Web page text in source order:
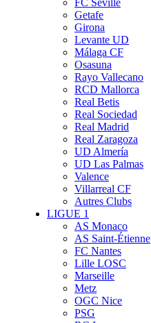
FC Séville
Getafe
Girona
Levante UD
Málaga CF
Osasuna
Rayo Vallecano
RCD Mallorca
Real Betis
Real Sociedad
Real Madrid
Real Zaragoza
UD Almería
UD Las Palmas
Valence
Villarreal CF
Autres Clubs
LIGUE 1
AS Monaco
AS Saint-Étienne
FC Nantes
Lille LOSC
Marseille
Metz
OGC Nice
PSG